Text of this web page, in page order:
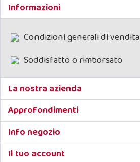
Informazioni
Condizioni generali di vendita
Soddisfatto o rimborsato
La nostra azienda
Approfondimenti
Info negozio
Il tuo account